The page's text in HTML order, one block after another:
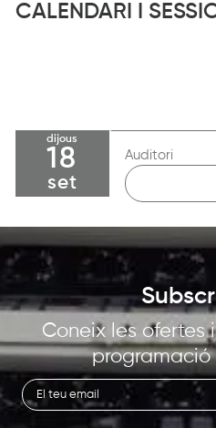
CALENDARI I
dijous
18
set
Auditori
Coneix les ofertes
programació